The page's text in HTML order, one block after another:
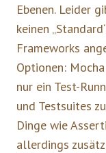
Ebenen. Leider
keinen
Frameworks
Optionen:
nur ein Test-
und Testsuites
Dinge wie
allerdings